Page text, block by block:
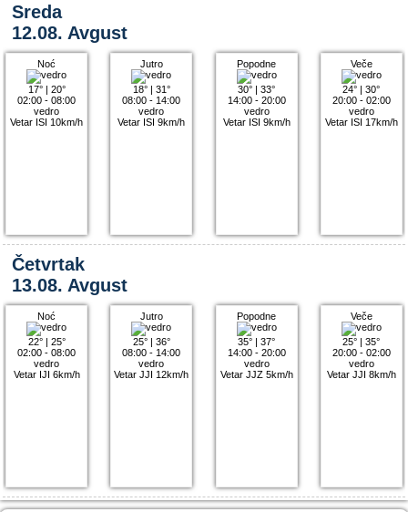
Sreda
12.08. Avgust
Noć
17°| 20°
02:00 - 08:00
vedro
Vetar ISI 10km/h
Jutro
18°| 31°
08:00 - 14:00
vedro
Vetar ISI 9km/h
Popodne
30° |33°
14:00 - 20:00
vedro
Vetar ISI 9km/h
Veče
24° |30°
20:00 - 02:00
vedro
Vetar ISI 17km/h
Četvrtak
13.08. Avgust
Noć
22°| 25°
02:00 - 08:00
vedro
Vetar IJI 6km/h
Jutro
25°| 36°
08:00 - 14:00
vedro
Vetar JJI 12km/h
Popodne
35° |37°
14:00 - 20:00
vedro
Vetar JJZ 5km/h
Veče
25° |35°
20:00 - 02:00
vedro
Vetar JJI 8km/h